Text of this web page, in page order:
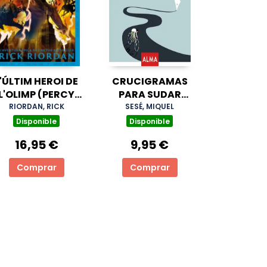
HEROI DE
(PERCY
JACKSON I ELS
DÉUS DE L'OLIMP
RIORDAN, RICK
Disponible
16,95 €
Comprar
CRUCIGRAMAS
PARA SUDAR
TINTA
SESÉ, MIQUEL
Disponible
9,95 €
Comprar